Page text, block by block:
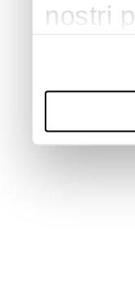
nostri